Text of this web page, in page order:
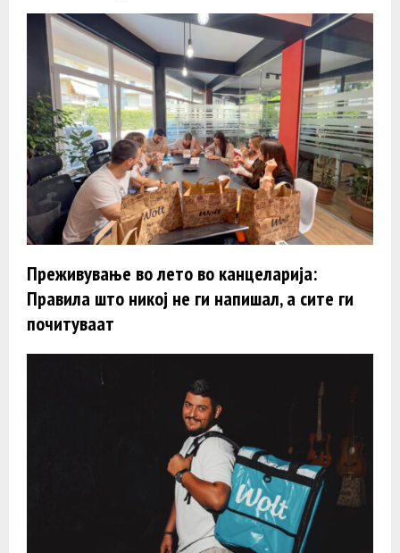
Преживување во лето во канцеларија:
Правила што никој не ги напишал, а сите ги
почитуваат